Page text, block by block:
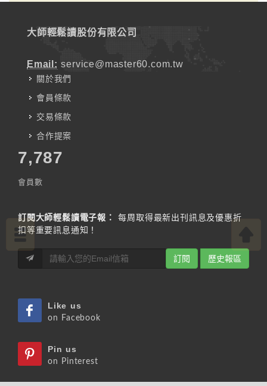
大師輕鬆讀股份有限公司
Email: service@master60.com.tw
關於我們
會員條款
交易條款
合作提案
7,787
會員數
訂閱大師輕鬆讀電子報：
每周取得最新出刊訊息及優惠折
扣等重要訊息通知！
訂閱 歷史報區
Like us
on Facebook
Pin us
on Pinterest